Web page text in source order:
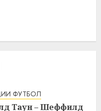
ФУТБОЛ
Таун – Шеффилд